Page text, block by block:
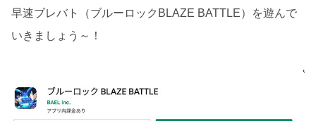
早速ブレバト（ブルーロックBLAZE BATTLE）を遊んで
いきましょう～！